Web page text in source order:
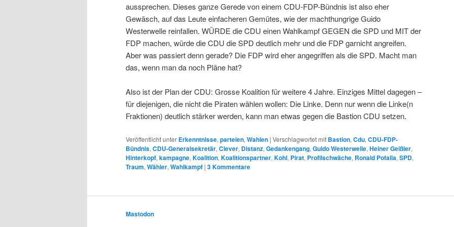
aussprechen. Dieses ganze Gerede von einem CDU-FDP-Bündnis ist also eher
Gewäsch, auf das Leute einfacheren Gemütes, wie der machthungrige Guido
Westerwelle reinfallen. WÜRDE die CDU einen Wahlkampf GEGEN die SPD und MIT der
FDP machen, würde die CDU die SPD deutlich mehr und die FDP garnicht angreifen.
Aber was passiert denn gerade? Die FDP wird eher angegriffen als die SPD. Macht man
das, wenn man da noch Pläne hat?
Also ist der Plan der CDU: Grosse Koalition für weitere 4 Jahre. Einziges Mittel dagegen –
für diejenigen, die nicht die Piraten wählen wollen: Die Linke. Denn nur wenn die Linke(n
Fraktionen) deutlich stärker werden, kann man etwas gegen die Bastion CDU setzen.
Veröffentlicht unter Erkenntnisse, parteien, Wahlen | Verschlagwortet mit Bastion, Cdu, CDU-FDP-
Bündnis, CDU-Generalsekretär, Clever, Distanz, Gedankengang, Guido Westerwelle, Heiner Geißler,
Hinterkopf, kampagne, Koalition, Koalitionspartner, Kohl, Pirat, Profilschwäche, Ronald Pofalla, SPD,
Traum, Wähler, Wahlkampf | 3Kommentare
Mastodon